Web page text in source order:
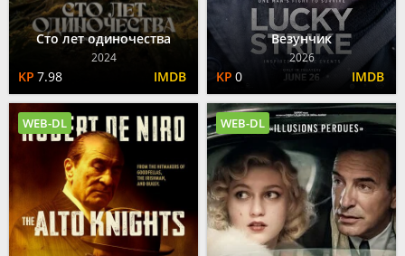
Сто лет одиночества
2024
7.98
Везунчик
2026
0
WEB-DL WEB-DL